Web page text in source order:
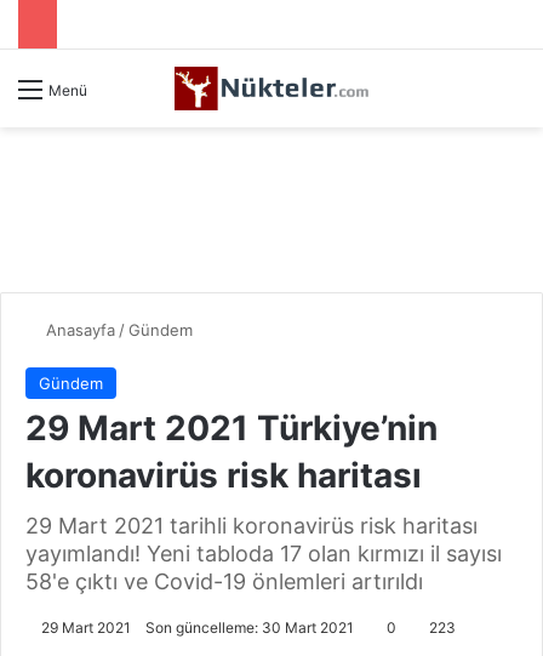
Menü
Anasayfa /Gündem
Gündem
29 Mart 2021 Türkiye’nin
koronavirüs risk haritası
29 Mart 2021 tarihli koronavirüs risk haritası
yayımlandı! Yeni tabloda 17 olan kırmızı il sayısı
58'e çıktı ve Covid-19 önlemleri artırıldı
29 Mart 2021 Son güncelleme: 30 Mart 2021 0 223